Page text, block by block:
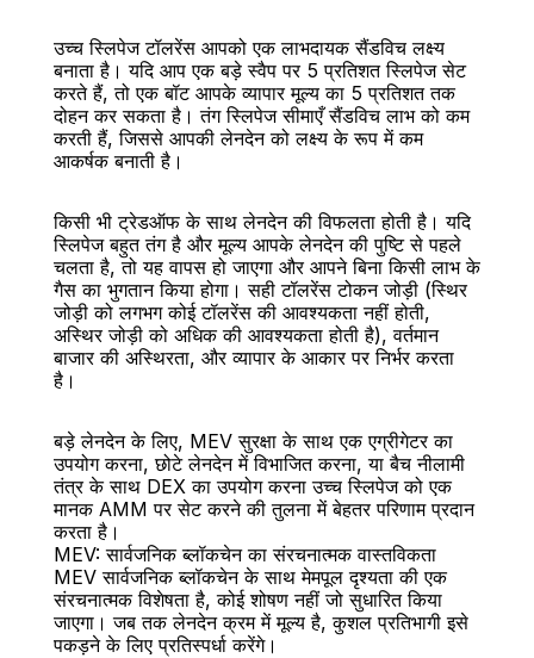
उच्च स्लिपेज टॉलरेंस आपको एक लाभदायक सैंडविच लक्ष्य
बनाता है। यदि आप एक बड़े स्वैप पर 5 प्रतिशत स्लिपेज सेट
करते हैं, तो एक बॉट आपके व्यापार मूल्य का 5 प्रतिशत तक
दोहन कर सकता है। तंग स्लिपेज सीमाएँ सैंडविच लाभ को कम
करती हैं, जिससे आपकी लेनदेन को लक्ष्य के रूप में कम
आकर्षक बनाती है।
किसी भी ट्रेडऑफ के साथ लेनदेन की विफलता होती है। यदि
स्लिपेज बहुत तंग है और मूल्य आपके लेनदेन की पुष्टि से पहले
चलता है, तो यह वापस हो जाएगा और आपने बिना किसी लाभ के
गैस का भुगतान किया होगा। सही टॉलरेंस टोकन जोड़ी (स्थिर
जोड़ी को लगभग कोई टॉलरेंस की आवश्यकता नहीं होती,
अस्थिर जोड़ी को अधिक की आवश्यकता होती है), वर्तमान
बाजार की अस्थिरता, और व्यापार के आकार पर निर्भर करता
है।
बड़े लेनदेन के लिए, MEV सुरक्षा के साथ एक एग्रीगेटर का
उपयोग करना, छोटे लेनदेन में विभाजित करना, या बैच नीलामी
तंत्र के साथ DEX का उपयोग करना उच्च स्लिपेज को एक
मानक AMM पर सेट करने की तुलना में बेहतर परिणाम प्रदान
करता है।
MEV: सार्वजनिक ब्लॉकचेन का संरचनात्मक वास्तविकता
MEV सार्वजनिक ब्लॉकचेन के साथ मेमपूल दृश्यता की एक
संरचनात्मक विशेषता है, कोई शोषण नहीं जो सुधारित किया
जाएगा। जब तक लेनदेन क्रम में मूल्य है, कुशल प्रतिभागी इसे
पकड़ने के लिए प्रतिस्पर्धा करेंगे।